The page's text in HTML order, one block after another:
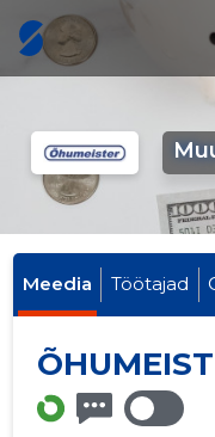
Meedia Töötajad